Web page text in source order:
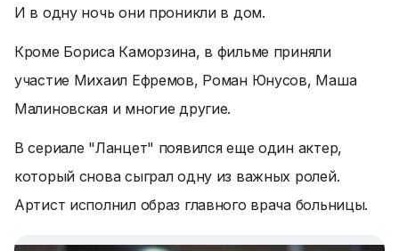
И в одну ночь они проникли в дом.
Кроме Бориса Каморзина, в фильме приняли
участие Михаил Ефремов, Роман Юнусов, Маша
Малиновская и многие другие.
В сериале "Ланцет" появился еще один актер,
который снова сыграл одну из важных ролей.
Артист исполнил образ главного врача больницы.